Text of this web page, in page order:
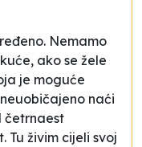
Nemamo
ako se žele
je moguće
naći
četrnaest
Tu živim cijeli svoj